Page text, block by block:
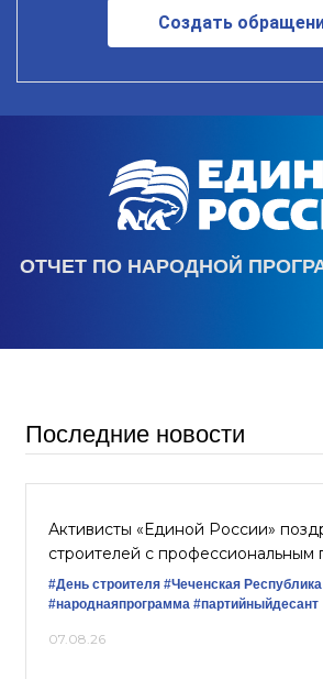
Создать
ОТЧЕТ ПО НАРОДНОЙ
Последние новости
Активисты «Единой России»
строителей с профессиональным
#День строителя #Чеченская Республика
#народнаяпрограмма #партийныйдесант
07.08.26